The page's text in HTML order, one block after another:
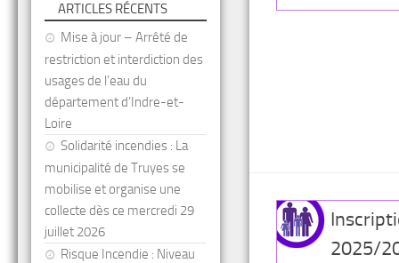
2025/
ARTICLES RÉCENTS
Mise à jour – Arrêté de
restriction et interdiction des
usages de l’eau du
département d’Indre-et-
Loire
Solidarité incendies : La
municipalité de Truyes se
mobilise et organise une
collecte dès ce mercredi 29
juillet 2026
Risque Incendie : Niveau